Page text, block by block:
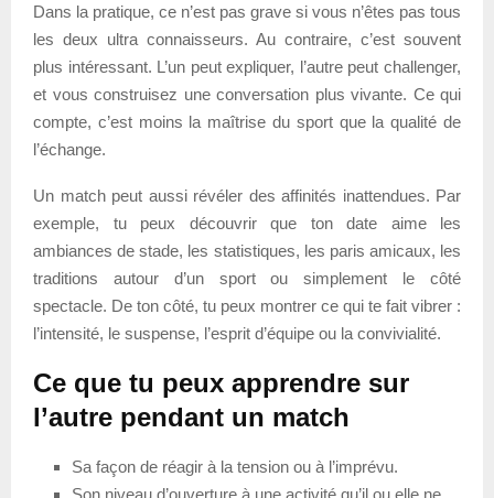
Dans la pratique, ce n’est pas grave si vous n’êtes pas tous
les deux ultra connaisseurs. Au contraire, c’est souvent
plus intéressant. L’un peut expliquer, l’autre peut challenger,
et vous construisez une conversation plus vivante. Ce qui
compte, c’est moins la maîtrise du sport que la qualité de
l’échange.
Un match peut aussi révéler des affinités inattendues. Par
exemple, tu peux découvrir que ton date aime les
ambiances de stade, les statistiques, les paris amicaux, les
traditions autour d’un sport ou simplement le côté
spectacle. De ton côté, tu peux montrer ce qui te fait vibrer :
l’intensité, le suspense, l’esprit d’équipe ou la convivialité.
Ce que tu peux apprendre sur
l’autre pendant un match
Sa façon de réagir à la tension ou à l’imprévu.
Son niveau d’ouverture à une activité qu’il ou elle ne